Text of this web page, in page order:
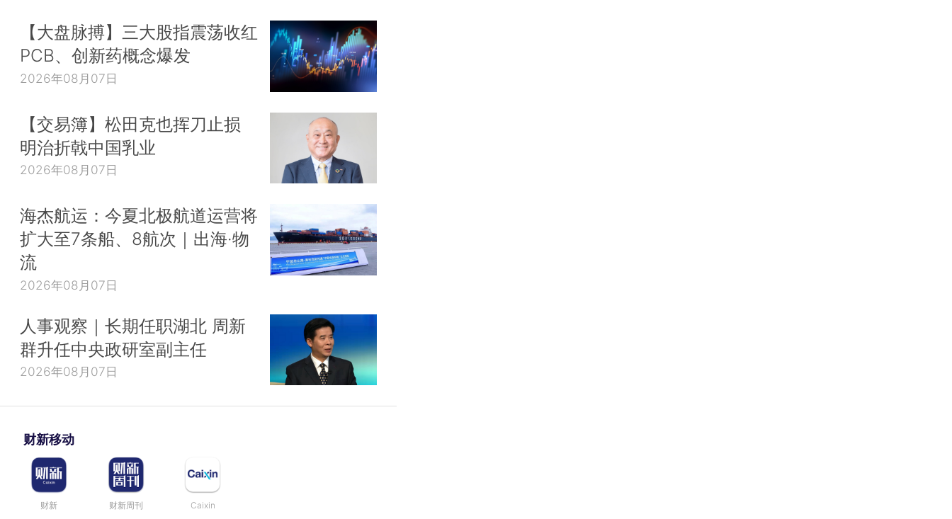
【大盘脉搏】三大股指震荡收红
PCB、创新药概念爆发
2026年08月07日
【交易簿】松田克也挥刀止损
明治折戟中国乳业
2026年08月07日
海杰航运：今夏北极航道运营将
扩大至7条船、8航次｜出海·物
流
2026年08月07日
人事观察｜长期任职湖北 周新
群升任中央政研室副主任
2026年08月07日
财新移动
财新 财新周刊 Caixin